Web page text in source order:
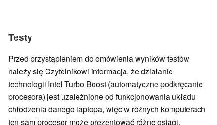
Testy
Przed przystąpieniem do omówienia wyników testów
należy się Czytelnikowi informacja, że działanie
technologii Intel Turbo Boost (automatyczne podkręcanie
procesora) jest uzależnione od funkcjonowania układu
chłodzenia danego laptopa, więc w różnych komputerach
ten sam procesor może prezentować różne osiągi.